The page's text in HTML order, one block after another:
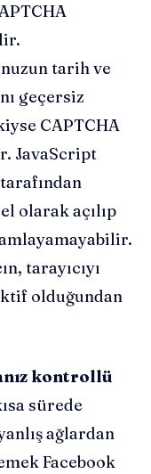
tarih ve
geçersiz
CAPTCHA
JavaScript
olarak açılıp
tarayıcıyı
olduğundan
kontrollü
sürede
ağlardan
Facebook